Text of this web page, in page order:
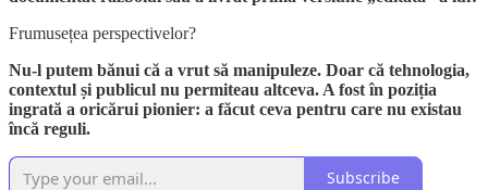
Frumusețea perspectivelor?
Nu-l putem bănui că a vrut să manipuleze. Doar că tehnologia,
contextul și publicul nu permiteau altceva. A fost în poziția
ingrată a oricărui pionier: a făcut ceva pentru care nu existau
încă reguli.
Subscribe